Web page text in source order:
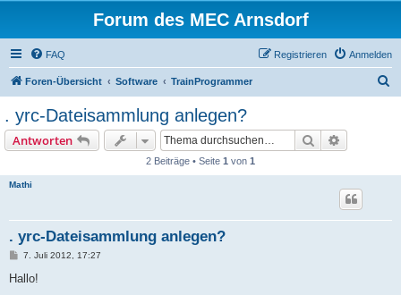
Forum des MEC Arnsdorf
FAQ Anmelden
Registrieren
Foren-Übersicht Software TrainProgrammer
. yrc-Dateisammlung anlegen?
Antworten Suche
2 Beiträge • Seite 1 von 1
Mathi
. yrc-Dateisammlung anlegen?
B
i
7. Juli 2012, 17:27
Hallo!